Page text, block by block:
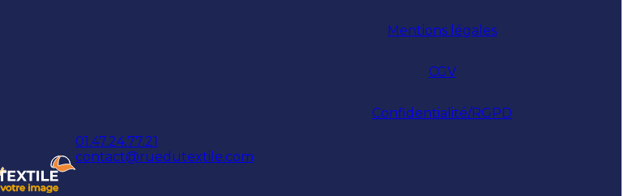
Mentions légales
CGV
Confidentialité/RGPD
01.47.24.77.21
contact@ruedutextile.com